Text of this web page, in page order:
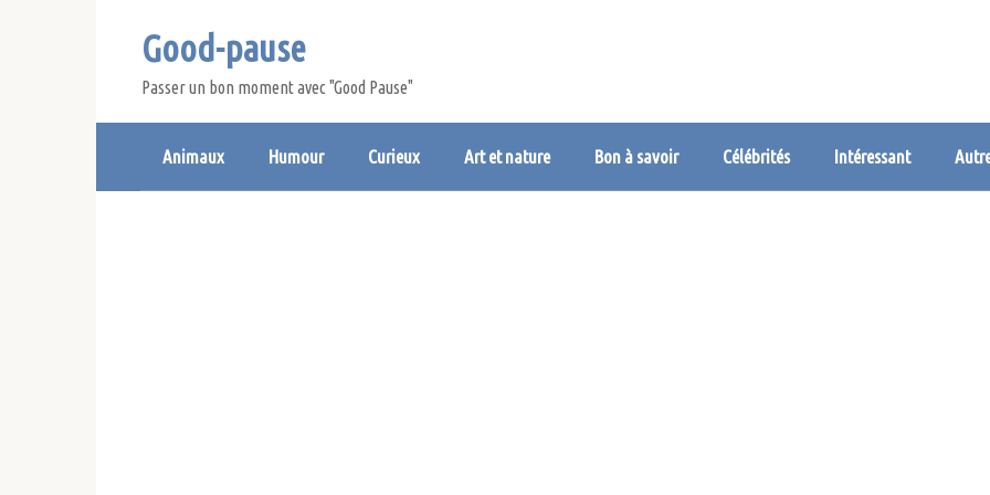
Good-pause
Passer un bon moment avec "Good Pause"
Animaux Humour Curieux Art et nature Bon à savoir Célébrités Intéressant